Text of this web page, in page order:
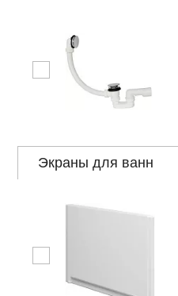
Экраны для ванн